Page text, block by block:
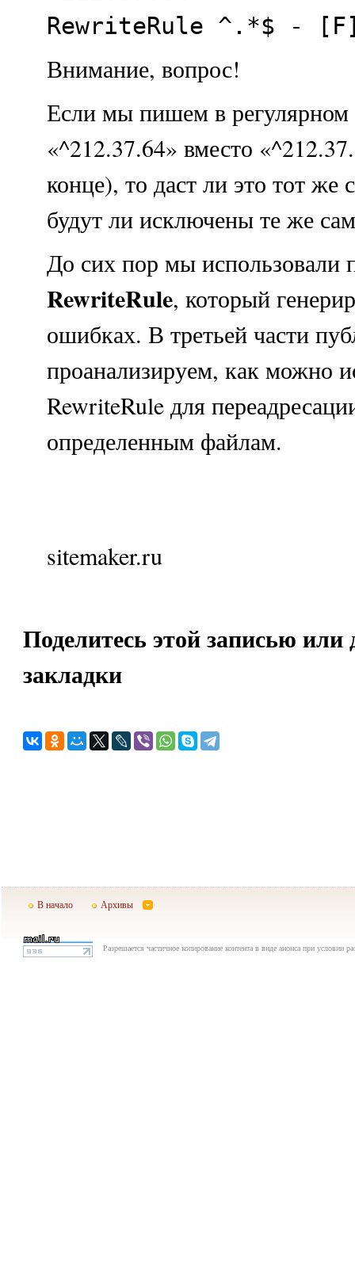
RewriteRule ^.*$ -
Внимание, вопрос!
Если мы пишем в
«^212.37.64» вместо
конце), то даст ли это тот
будут ли исключены те же
До сих пор мы использовали
RewriteRule, который
ошибках. В третьей части
проанализируем, как можно
RewriteRule для
определенным файлам.
sitemaker.ru
Поделитесь этой записью или
закладки
В начало Архивы
Разрешается частичное копирование контента в виде анонса при условии